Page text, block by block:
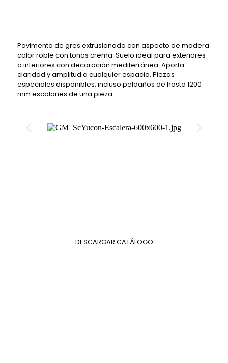
Pavimento de gres extrusionado con aspecto de madera
color roble con tonos crema. Suelo ideal para exteriores
o interiores con decoración mediterránea. Aporta
claridad y amplitud a cualquier espacio. Piezas
especiales disponibles, incluso peldaños de hasta 1200
mm escalones de una pieza.
DESCARGAR CATÁLOGO